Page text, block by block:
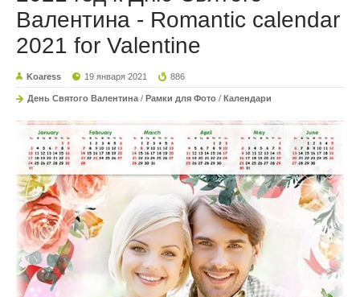
Валентина - Romantic calendar
2021 for Valentine
Koaress 19 января 2021 886
День Святого Валентина / Рамки для Фото / Календари